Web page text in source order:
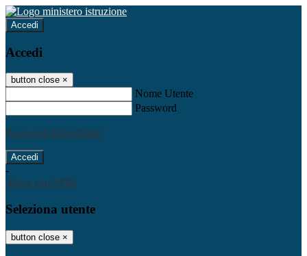
Accedi
Accedi
button close ×
Nome Utente
Password
Password dimenticata?
-
Entra con SPID
Seleziona utente
button close ×